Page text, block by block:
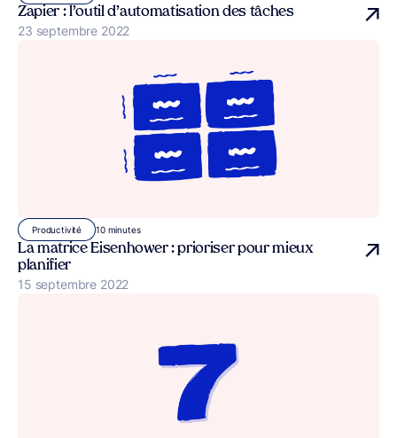
Zapier : l’outil d’automatisation des tâches
Publié le
23 septembre 2022
Productivité 10 minutes
La matrice Eisenhower : prioriser pour mieux
planifier
Publié le
15 septembre 2022